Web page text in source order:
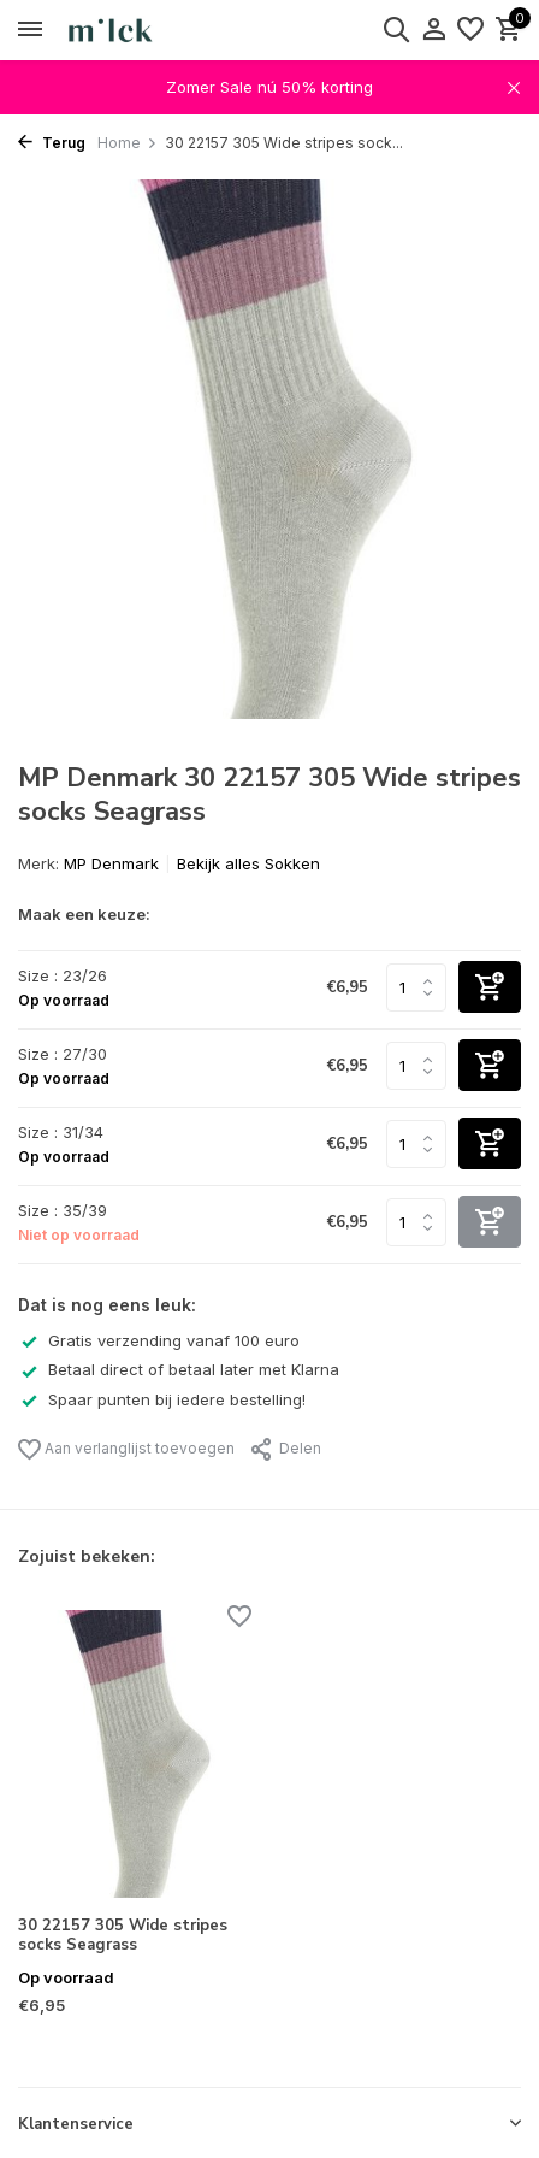
0
Zomer Sale nú 50% korting
Terug Home 30 22157 305 Wide stripes sock...
MP Denmark 30 22157 305 Wide stripes
socks Seagrass
Merk: MP Denmark Bekijk alles Sokken
Maak een keuze:
Size : 23/26
Op voorraad
€6,95
Size : 27/30
Op voorraad
€6,95
Size : 31/34
Op voorraad
€6,95
Size : 35/39
Niet op voorraad
€6,95
Dat is nog eens leuk:
Gratis verzending vanaf 100 euro
Betaal direct of betaal later met Klarna
Spaar punten bij iedere bestelling!
Aan verlanglijst toevoegen Delen
Zojuist bekeken:
30 22157 305 Wide stripes
socks Seagrass
Op voorraad
€6,95
Klantenservice